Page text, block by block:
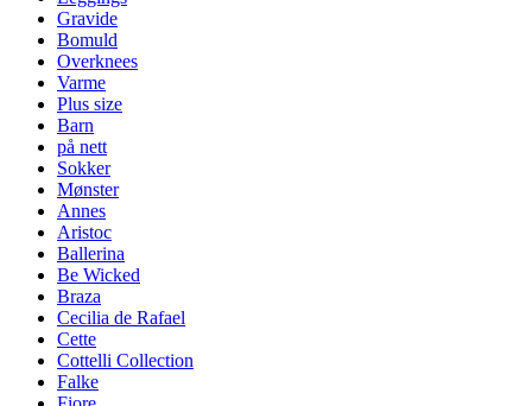
Gravide
Bomuld
Overknees
Varme
Plus size
Barn
på nett
Sokker
Mønster
Annes
Aristoc
Ballerina
Be Wicked
Braza
Cecilia de Rafael
Cette
Cottelli Collection
Falke